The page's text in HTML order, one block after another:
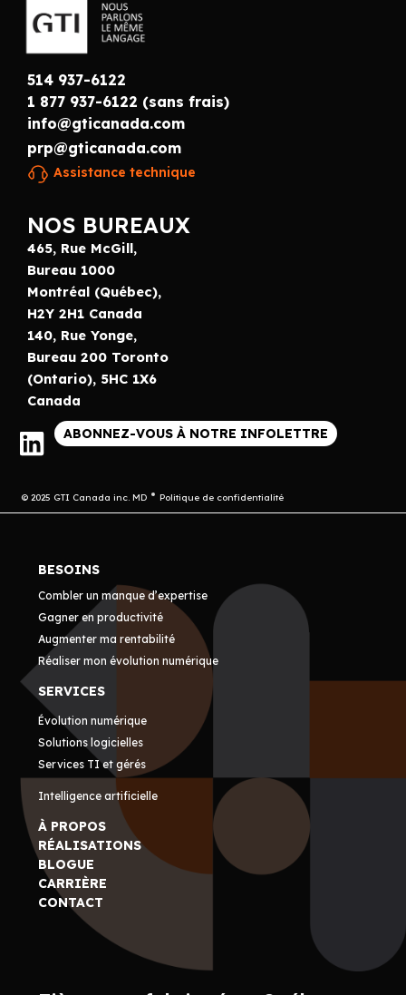
514 937-6122
1 877 937-6122 (sans frais)
info@gticanada.com
prp@gticanada.com
Assistance technique
NOS BUREAUX
465, Rue McGill,
Bureau 1000
Montréal (Québec),
H2Y 2H1 Canada
140, Rue Yonge,
Bureau 200 Toronto
(Ontario), 5HC 1X6
Canada
ABONNEZ-VOUS À NOTRE INFOLETTRE
© 2025 GTI Canada inc. MD Politique de confidentialité
BESOINS
Combler un manque d’expertise
Gagner en productivité
Augmenter ma rentabilité
Réaliser mon évolution numérique
SERVICES
Évolution numérique
Solutions logicielles
Services TI et gérés
Intelligence artificielle
À PROPOS
RÉALISATIONS
BLOGUE
CARRIÈRE
CONTACT